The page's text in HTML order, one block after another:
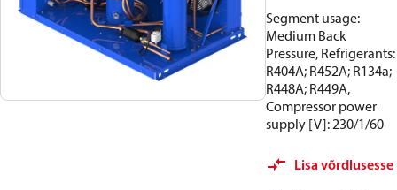
Segment usage:
Medium Back
Pressure, Refrigerants:
R404A; R452A; R134a;
R448A; R449A,
Compressor power
supply [V]: 230/1/60
Lisa võrdlusesse